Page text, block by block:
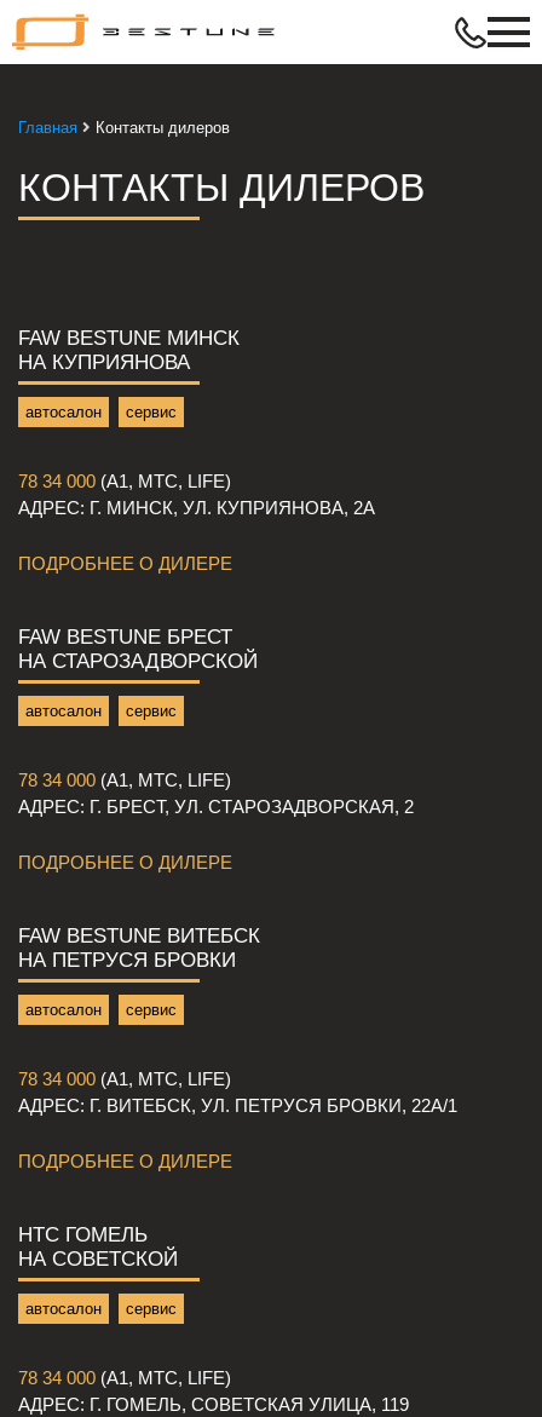
жизни
Главная Контакты дилеров
КОНТАКТЫ ДИЛЕРОВ
FAW BESTUNE МИНСК
НА КУПРИЯНОВА
автосалон сервис
78 34 000 (А1, МТС, LIFE)
АДРЕС: Г. МИНСК, УЛ. КУПРИЯНОВА, 2А
ПОДРОБНЕЕ О ДИЛЕРЕ
FAW BESTUNE БРЕСТ
НА СТАРОЗАДВОРСКОЙ
автосалон сервис
78 34 000 (A1, МТС, LIFE)
АДРЕС: Г. БРЕСТ, УЛ. СТАРОЗАДВОРСКАЯ, 2
ПОДРОБНЕЕ О ДИЛЕРЕ
FAW BESTUNE ВИТЕБСК
НА ПЕТРУСЯ БРОВКИ
автосалон сервис
78 34 000 (A1, МТС, LIFE)
АДРЕС: Г. ВИТЕБСК, УЛ. ПЕТРУСЯ БРОВКИ, 22А/1
ПОДРОБНЕЕ О ДИЛЕРЕ
НТС ГОМЕЛЬ
НА СОВЕТСКОЙ
автосалон сервис
78 34 000 (A1, MTC, LIFE)
АДРЕС: Г. ГОМЕЛЬ, СОВЕТСКАЯ УЛИЦА, 119